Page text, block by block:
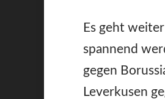
Es geht
spannend
gegen
Leverkusen